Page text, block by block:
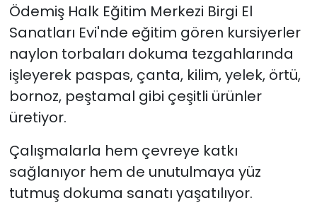
Ödemiş Halk Eğitim Merkezi Birgi El
Sanatları Evi'nde eğitim gören kursiyerler
naylon torbaları dokuma tezgahlarında
işleyerek paspas, çanta, kilim, yelek, örtü,
bornoz, peştamal gibi çeşitli ürünler
üretiyor.
Çalışmalarla hem çevreye katkı
sağlanıyor hem de unutulmaya yüz
tutmuş dokuma sanatı yaşatılıyor.
Yurt